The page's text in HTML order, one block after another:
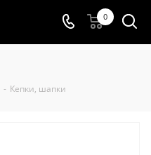
0
- Кепки, шапки